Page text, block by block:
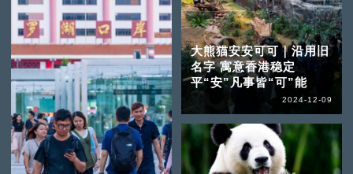
大熊猫安安可可｜沿用旧
名字 寓意香港稳定
平“安”凡事皆“可”能
2024-12-09